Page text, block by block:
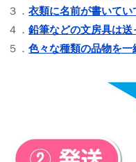
３．衣類に名前が書いてい
４．鉛筆などの文房具は送
５．色々な種類の品物を一